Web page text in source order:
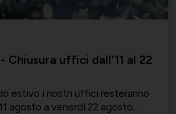
Chiusura uffici dall'11 al 22
estivo i nostri uffici resteranno
agosto a venerdì 22 agosto